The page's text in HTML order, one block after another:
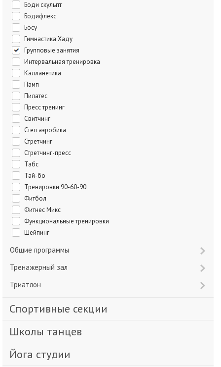
Боди скульпт
Бодифлекс
Босу
Гимнастика Хаду
Групповые занятия
Интервальная тренировка
Калланетика
Памп
Пилатес
Пресс тренинг
Свитчинг
Степ аэробика
Стретчинг
Стретчинг-пресс
Табс
Тай-бо
Тренировки 90-60-90
Фитбол
Фитнес Микс
Функциональные тренировки
Шейпинг
Общие программы
Тренажерный зал
Триатлон
Спортивные секции
Школы танцев
Йога студии